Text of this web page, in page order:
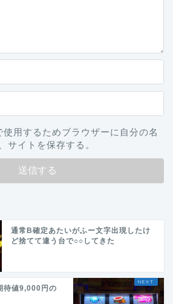
使用するためブラウザーに自分の名
サイトを保存する。
通常B確定あたいがふー文字出現したけ
ど捨てて違う台で○○してきた
待値9,000円の